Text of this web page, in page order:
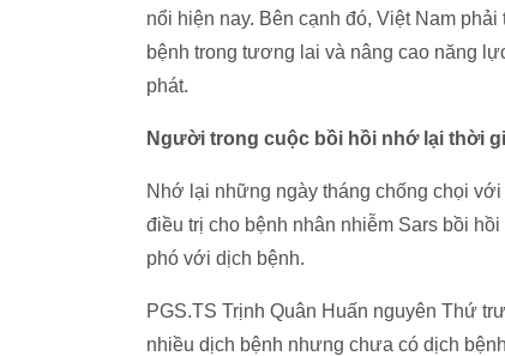
nổi hiện nay. Bên cạnh đó, Việt Nam
bệnh trong tương lai và nâng cao năng
phát.
Người trong cuộc bồi hồi nhớ lại thời
Nhớ lại những ngày tháng chống chọi
điều trị cho bệnh nhân nhiễm Sars bồi
phó với dịch bệnh.
PGS.TS Trịnh Quân Huấn nguyên Thứ
nhiều dịch bệnh nhưng chưa có dịch